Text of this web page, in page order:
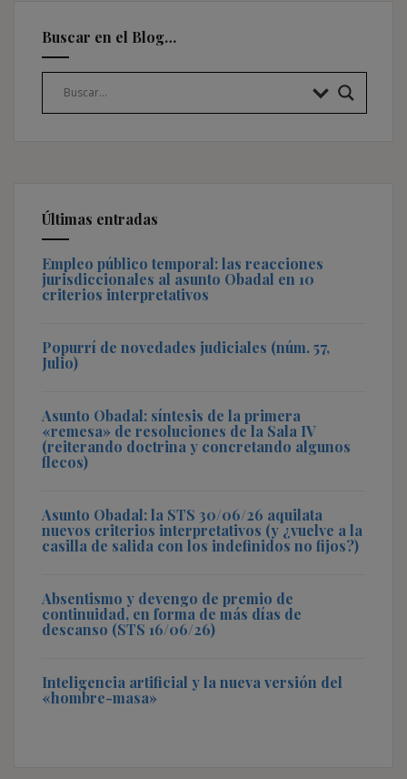
Buscar en el Blog…
Últimas entradas
Empleo público temporal: las reacciones
jurisdiccionales al asunto Obadal en 10
criterios interpretativos
Popurrí de novedades judiciales (núm. 57,
Julio)
Asunto Obadal: síntesis de la primera
«remesa» de resoluciones de la Sala IV
(reiterando doctrina y concretando algunos
flecos)
Asunto Obadal: la STS 30/06/26 aquilata
nuevos criterios interpretativos (y ¿vuelve a la
casilla de salida con los indefinidos no fijos?)
Absentismo y devengo de premio de
continuidad, en forma de más días de
descanso (STS 16/06/26)
Inteligencia artificial y la nueva versión del
«hombre-masa»